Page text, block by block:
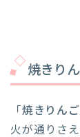
焼きり
「焼きりんご
火が通りさ